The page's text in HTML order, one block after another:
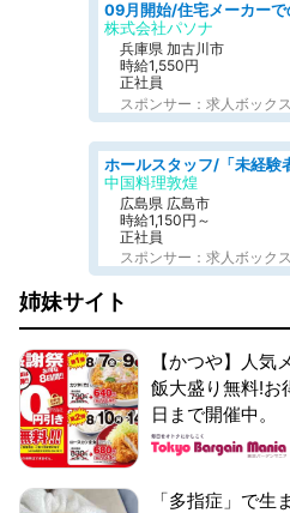
株式会社パソナ
兵庫県 加古川市
時給1,550円
正社員
スポンサー：求人ボックス
中国料理敦煌
広島県 広島市
時給1,150円～
正社員
スポンサー：求人ボックス
姉妹サイト
【かつや】人
飯大盛り無料!お
日まで開催中。
「多指症」で生